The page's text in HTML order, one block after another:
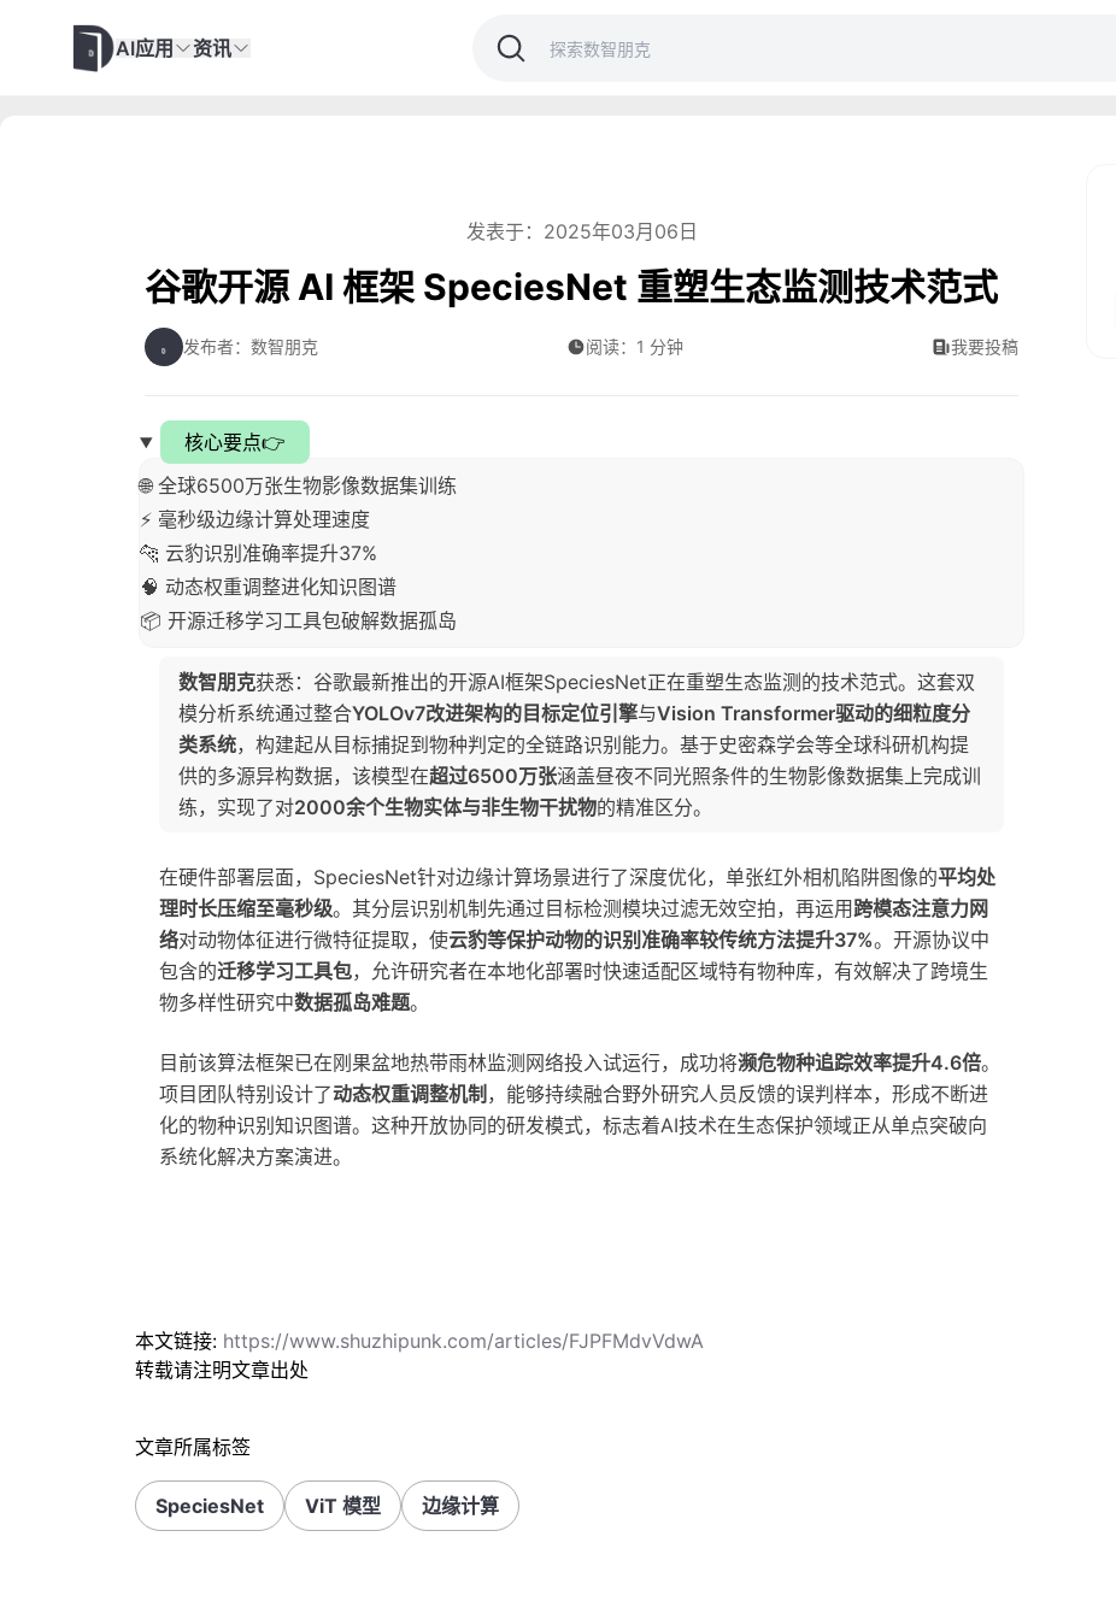
AI应用 资讯
发表于：2025年03月06日
谷歌开源 AI 框架 SpeciesNet 重塑生态监测技术范式
发布者：数智朋克 阅读：1 分钟 我要投稿
核心要点👉
🌐 全球6500万张生物影像数据集训练
⚡ 毫秒级边缘计算处理速度
🐆 云豹识别准确率提升37%
🧠 动态权重调整进化知识图谱
📦 开源迁移学习工具包破解数据孤岛
数智朋克获悉：谷歌最新推出的开源AI框架SpeciesNet正在重塑生态监测的技术范式。这套双
模分析系统通过整合YOLOv7改进架构的目标定位引擎与Vision Transformer驱动的细粒度分
类系统，构建起从目标捕捉到物种判定的全链路识别能力。基于史密森学会等全球科研机构提
供的多源异构数据，该模型在超过6500万张涵盖昼夜不同光照条件的生物影像数据集上完成训
练，实现了对2000余个生物实体与非生物干扰物的精准区分。
在硬件部署层面，SpeciesNet针对边缘计算场景进行了深度优化，单张红外相机陷阱图像的平均处
理时长压缩至毫秒级。其分层识别机制先通过目标检测模块过滤无效空拍，再运用跨模态注意力网
络对动物体征进行微特征提取，使云豹等保护动物的识别准确率较传统方法提升37%。开源协议中
包含的迁移学习工具包，允许研究者在本地化部署时快速适配区域特有物种库，有效解决了跨境生
物多样性研究中数据孤岛难题。
目前该算法框架已在刚果盆地热带雨林监测网络投入试运行，成功将濒危物种追踪效率提升4.6倍。
项目团队特别设计了动态权重调整机制 ，能够持续融合野外研究人员反馈的误判样本，形成不断进
化的物种识别知识图谱。这种开放协同的研发模式，标志着AI技术在生态保护领域正从单点突破向
系统化解决方案演进。
本文链接: https://www.shuzhipunk.com/articles/FJPFMdvVdwA
转载请注明文章出处
文章所属标签
SpeciesNet ViT 模型 边缘计算